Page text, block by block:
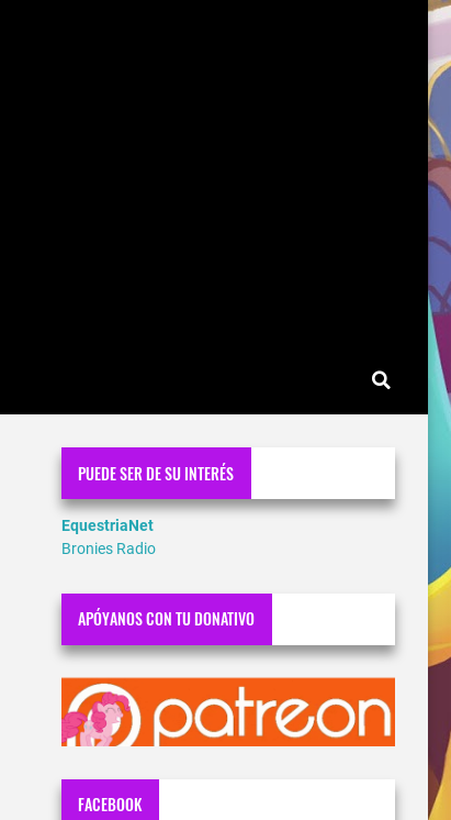
PUEDE SER DE SU INTERÉS
EquestriaNet
Bronies Radio
APÓYANOS CON TU DONATIVO
FACEBOOK